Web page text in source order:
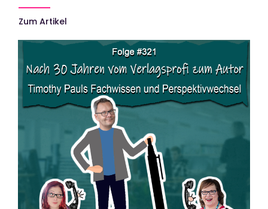
Zum Artikel